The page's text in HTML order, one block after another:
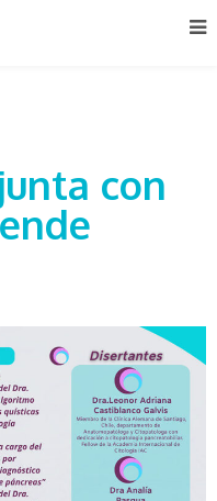
con